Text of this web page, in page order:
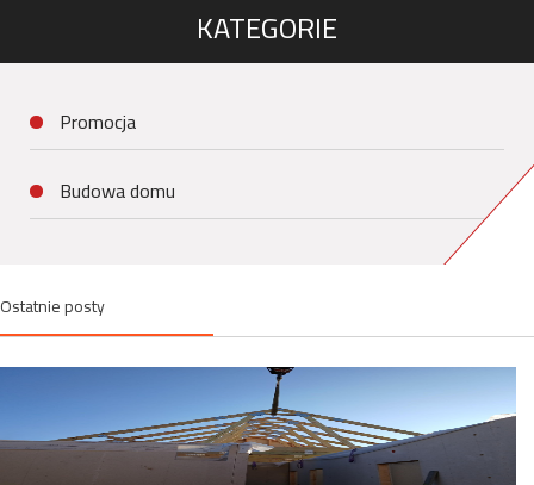
KATEGORIE
Promocja
Budowa domu
Ostatnie posty